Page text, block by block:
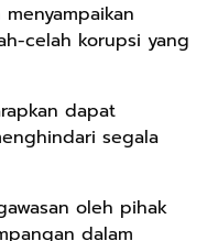
celah korupsi yang
dapat
segala
oleh pihak
dalam